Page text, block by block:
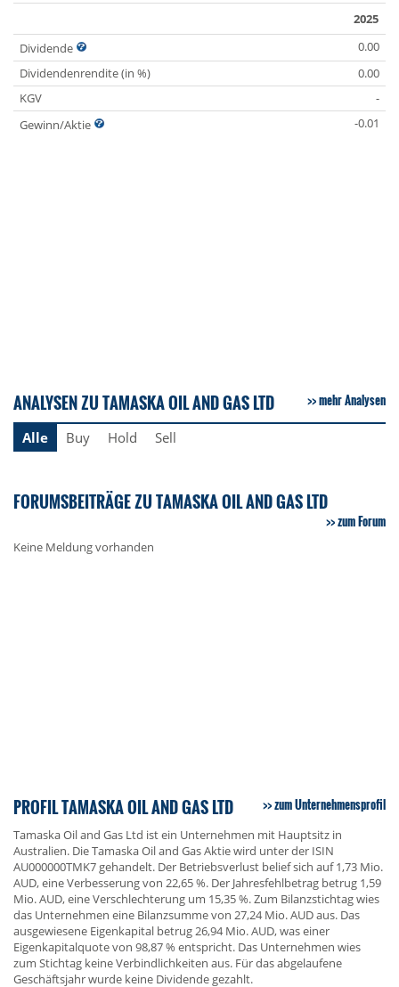
2025
Dividende
0.00
Dividendenrendite (in %)
0.00
KGV
-
Gewinn/Aktie
-0.01
ANALYSEN ZU TAMASKA OIL AND GAS LTD mehr Analysen
Alle Buy Hold Sell
FORUMSBEITRÄGE ZU TAMASKA OIL AND GAS LTD
zum Forum
Keine Meldung vorhanden
PROFIL TAMASKA OIL AND GAS LTD zum Unternehmensprofil
Tamaska Oil and Gas Ltd ist ein Unternehmen mit Hauptsitz in
Australien. Die Tamaska Oil and Gas Aktie wird unter der ISIN
AU000000TMK7 gehandelt. Der Betriebsverlust belief sich auf 1,73 Mio.
AUD, eine Verbesserung von 22,65 %. Der Jahresfehlbetrag betrug 1,59
Mio. AUD, eine Verschlechterung um 15,35 %. Zum Bilanzstichtag wies
das Unternehmen eine Bilanzsumme von 27,24 Mio. AUD aus. Das
ausgewiesene Eigenkapital betrug 26,94 Mio. AUD, was einer
Eigenkapitalquote von 98,87 % entspricht. Das Unternehmen wies
zum Stichtag keine Verbindlichkeiten aus. Für das abgelaufene
Geschäftsjahr wurde keine Dividende gezahlt.